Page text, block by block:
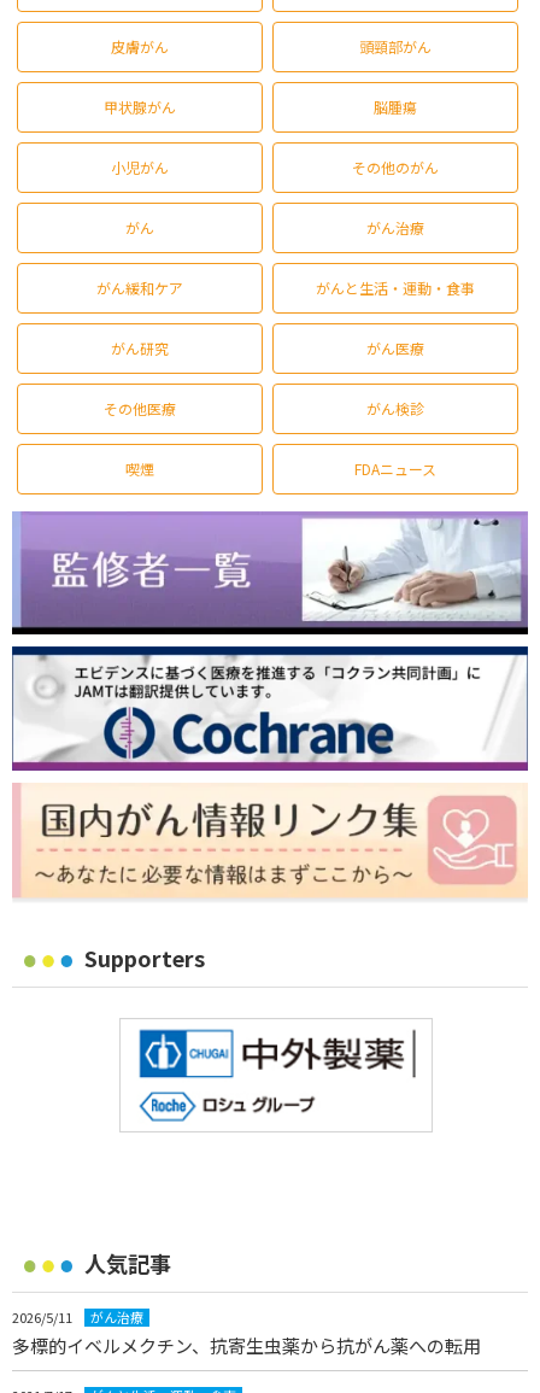
皮膚がん 頭頸部がん
甲状腺がん 脳腫瘍
小児がん その他のがん
がん がん治療
がん緩和ケア がんと生活・運動・食事
がん研究 がん医療
その他医療 がん検診
喫煙 FDAニュース
Supporters
人気記事
2026/5/11 がん治療
多標的イベルメクチン、抗寄生虫薬から抗がん薬への転用